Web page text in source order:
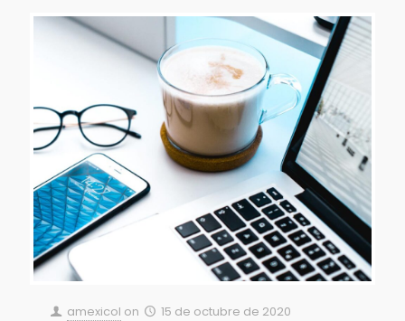
amexicol on
15 de octubre de 2020